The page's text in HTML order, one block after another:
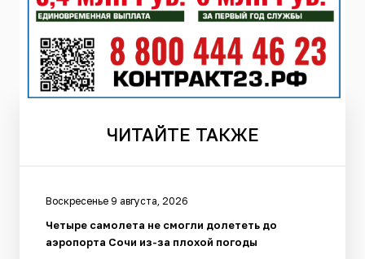
ЧИТАЙТЕ ТАКЖЕ
Воскресенье 9 августа, 2026
Четыре самолета не смогли долететь до
аэропорта Сочи из-за плохой погоды